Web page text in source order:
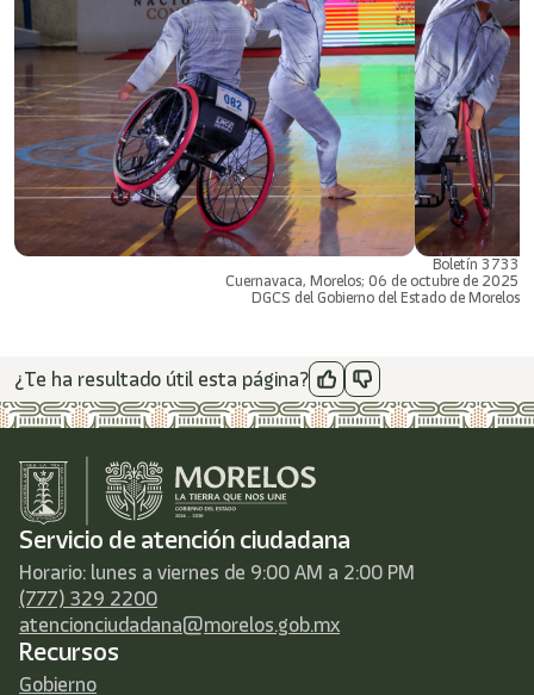
Boletín 3733
Cuernavaca, Morelos; 06 de octubre de 2025
DGCS del Gobierno del Estado de Morelos
¿Te ha resultado útil esta página?
Servicio de atención ciudadana
Horario: lunes a viernes de 9:00 AM a 2:00 PM
(777) 329 2200
atencionciudadana@morelos.gob.mx
Recursos
Gobierno